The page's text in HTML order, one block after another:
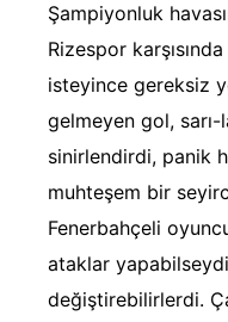
Şampiyonluk
Rizespor
isteyince gereksiz
gelmeyen gol,
sinirlendirdi, panik
muhteşem bir
Fenerbahçeli
ataklar
değiştirebilirlerdi.